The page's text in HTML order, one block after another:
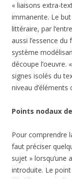
« liaisons extra-
immanente. Le
littéraire, par
aussi l’essence
système
découpe
signes isolés du
niveau d’éléments
Points nodaux
Pour comprendre
faut préciser
sujet » lorsqu’une
introduite. Le